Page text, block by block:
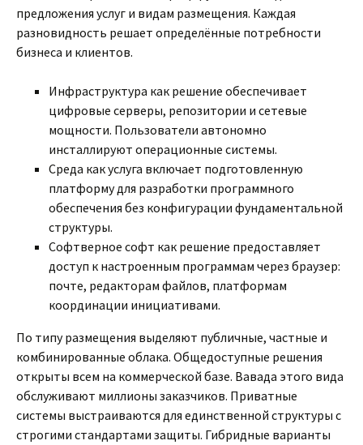
предложения услуг и видам размещения. Каждая
разновидность решает определённые потребности
бизнеса и клиентов.
Инфраструктура как решение обеспечивает
цифровые серверы, репозитории и сетевые
мощности. Пользователи автономно
инсталлируют операционные системы.
Среда как услуга включает подготовленную
платформу для разработки программного
обеспечения без конфигурации фундаментальной
структуры.
Софтверное софт как решение предоставляет
доступ к настроенным программам через браузер:
почте, редакторам файлов, платформам
координации инициативами.
По типу размещения выделяют публичные, частные и
комбинированные облака. Общедоступные решения
открыты всем на коммерческой базе. Вавада этого вида
обслуживают миллионы заказчиков. Приватные
системы выстраиваются для единственной структуры с
строгими стандартами защиты. Гибридные варианты